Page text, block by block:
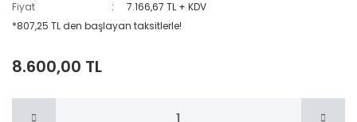
Fiyat
7.166,67 TL + KDV
*807,25 TL den başlayan taksitlerle!
8.600,00 TL